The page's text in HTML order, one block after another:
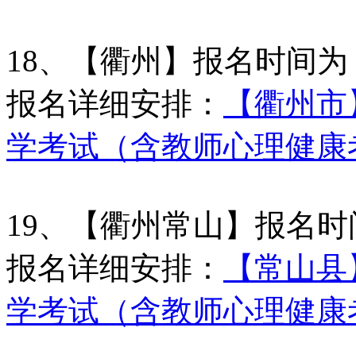
18、【衢州】报名时间为
报名详细安排：
【衢州
学考试（含教师心理健
19、【衢州常山】报名
报名详细安排：
【常山
学考试（含教师心理健